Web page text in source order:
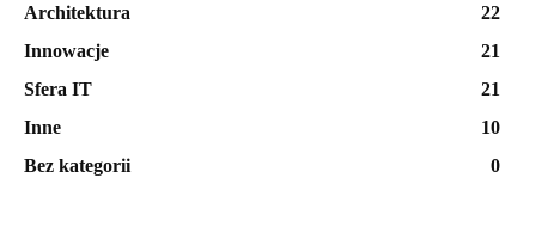
Architektura
22
Innowacje
21
Sfera IT
21
Inne
10
Bez kategorii
0